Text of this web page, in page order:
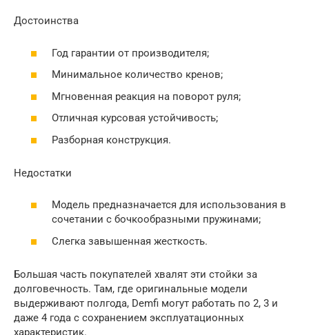
Достоинства
Год гарантии от производителя;
Минимальное количество кренов;
Мгновенная реакция на поворот руля;
Отличная курсовая устойчивость;
Разборная конструкция.
Недостатки
Модель предназначается для использования в
сочетании с бочкообразными пружинами;
Слегка завышенная жесткость.
Большая часть покупателей хвалят эти стойки за
долговечность. Там, где оригинальные модели
выдерживают полгода, Demfi могут работать по 2, 3 и
даже 4 года с сохранением эксплуатационных
характеристик.